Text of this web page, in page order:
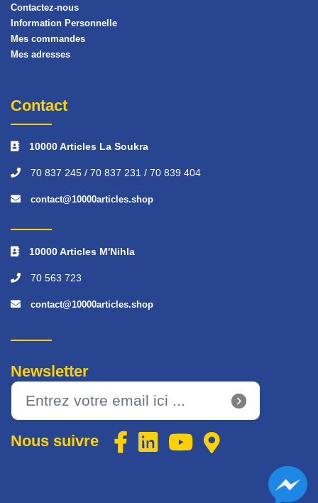
Contactez-nous
Information Personnelle
Mes commandes
Mes adresses
Contact
10000 Articles La Soukra
70 837 245 / 70 837 231 / 70 839 404
contact@10000articles.shop
10000 Articles M'Nihla
70 563 723
contact@10000articles.shop
Newsletter
Nous suivre